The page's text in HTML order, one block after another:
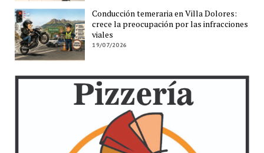
Conducción temeraria en Villa Dolores:
crece la preocupación por las infracciones
viales
19/07/2026